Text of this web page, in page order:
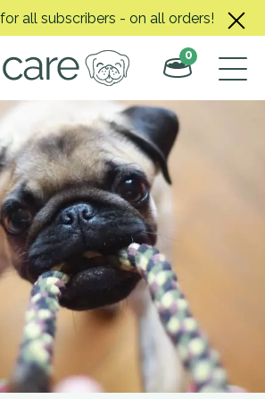
all subscribers - on all orders!
0